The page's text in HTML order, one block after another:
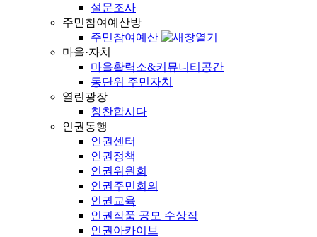
설문조사
주민참여예산방
주민참여예산
마을·자치
마을활력소&커뮤니티공간
동단위 주민자치
열린광장
칭찬합시다
인권동행
인권센터
인권정책
인권위원회
인권주민회의
인권교육
인권작품 공모 수상작
인권아카이브